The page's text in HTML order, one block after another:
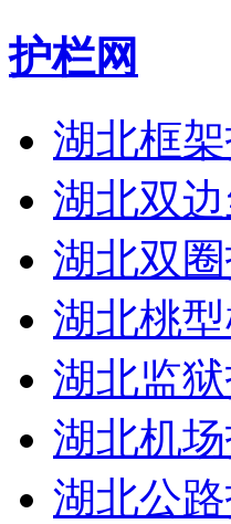
护栏网
湖北框
湖北双
湖北双
湖北桃
湖北监
湖北机
湖北公